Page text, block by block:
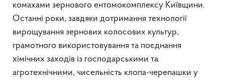
комахами зернового ентомокомплексу Київщини.
Останні роки, завдяки дотримання технології
вирощування зернових колосових культур,
грамотного використовування та поєднання
хімічних заходів із господарськими та
агротехнічними, чисельність клопа-черепашки у